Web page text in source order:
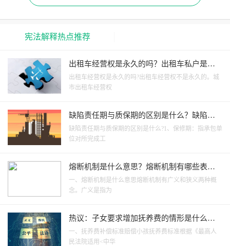
宪法解释热点推荐
出租车经营权是永久的吗？出租车私户是终
身的吗？
出租车经营权是永久的吗?出租车经营权不是永久的。城
市出租车经营权
缺陷责任期与质保期的区别是什么？缺陷责
任期的时间是多久？
缺陷责任期与质保期的区别是什么?1、保修期：指承包单
位对所完成工
熔断机制是什么意思？熔断机制有哪些表现
形式？-焦点速讯
一、熔断机制是什么意思熔断机制有广义和狭义两种概
念。广义是指为
热议：子女要求增加抚养费的情形是什么？
抚养费补偿标准是什么？
一、抚养费补偿标准赔偿小孩抚养费标准根据《最高人
民法院适用<中华